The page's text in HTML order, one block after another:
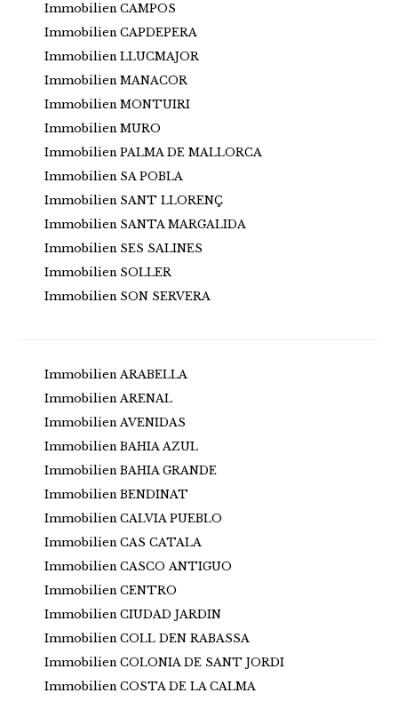
Immobilien CAMPOS
Immobilien CAPDEPERA
Immobilien LLUCMAJOR
Immobilien MANACOR
Immobilien MONTUIRI
Immobilien MURO
Immobilien PALMA DE MALLORCA
Immobilien SA POBLA
Immobilien SANT LLORENÇ
Immobilien SANTA MARGALIDA
Immobilien SES SALINES
Immobilien SOLLER
Immobilien SON SERVERA
Immobilien ARABELLA
Immobilien ARENAL
Immobilien AVENIDAS
Immobilien BAHIA AZUL
Immobilien BAHIA GRANDE
Immobilien BENDINAT
Immobilien CALVIA PUEBLO
Immobilien CAS CATALA
Immobilien CASCO ANTIGUO
Immobilien CENTRO
Immobilien CIUDAD JARDIN
Immobilien COLL DEN RABASSA
Immobilien COLONIA DE SANT JORDI
Immobilien COSTA DE LA CALMA